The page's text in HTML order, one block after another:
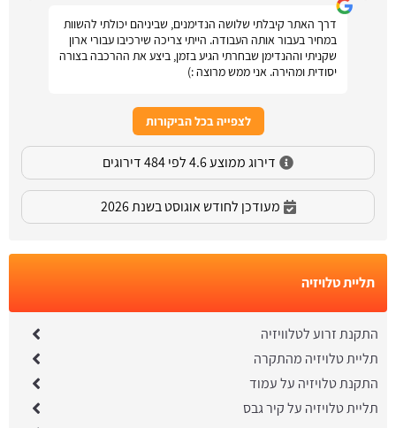
דרך האתר קיבלתי שלושה הנדימנים, שביניהם יכולתי להשוות
במחיר בעבור אותה העבודה. הייתי צריכה שירכיבו עבורי ארון
שקניתי וההנדימן שבחרתי הגיע בזמן, ביצע את ההרכבה בצורה
יסודית ומהירה. אני ממש מרוצה :)
לצפייה בכל הביקורות
דירוג ממוצע 4.6 לפי 484 דירוגים
מעודכן לחודש אוגוסט בשנת 2026
תליית טלויזיה
התקנת זרוע לטלוויזיה
תליית טלויזיה מהתקרה
התקנת טלויזיה על עמוד
תליית טלויזיה על קיר גבס